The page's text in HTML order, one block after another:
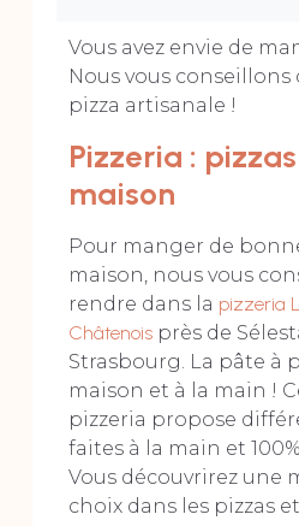
Vous avez envie de
Nous vous conseillons
pizza artisanale !
Pizzeria :
maison
Pour manger de
maison, nous vous
rendre dans la pizzeria
Châtenois près de
Strasbourg. La pâte à
maison et à la main !
pizzeria propose
faites à la main et
Vous découvrirez une
choix dans les pizzas